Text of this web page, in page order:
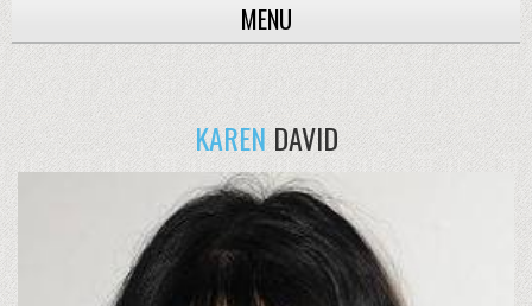
MENU
KARENDAVID